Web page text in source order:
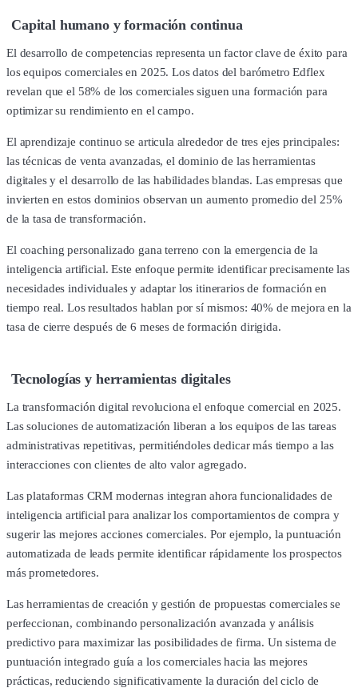
Capital humano y formación continua
El desarrollo de competencias representa un factor clave de éxito para
los equipos comerciales en 2025. Los datos del barómetro Edflex
revelan que el 58% de los comerciales siguen una formación para
optimizar su rendimiento en el campo.
El aprendizaje continuo se articula alrededor de tres ejes principales:
las técnicas de venta avanzadas, el dominio de las herramientas
digitales y el desarrollo de las habilidades blandas. Las empresas que
invierten en estos dominios observan un aumento promedio del 25%
de la tasa de transformación.
El coaching personalizado gana terreno con la emergencia de la
inteligencia artificial. Este enfoque permite identificar precisamente las
necesidades individuales y adaptar los itinerarios de formación en
tiempo real. Los resultados hablan por sí mismos: 40% de mejora en la
tasa de cierre después de 6 meses de formación dirigida.
Tecnologías y herramientas digitales
La transformación digital revoluciona el enfoque comercial en 2025.
Las soluciones de automatización liberan a los equipos de las tareas
administrativas repetitivas, permitiéndoles dedicar más tiempo a las
interacciones con clientes de alto valor agregado.
Las plataformas CRM modernas integran ahora funcionalidades de
inteligencia artificial para analizar los comportamientos de compra y
sugerir las mejores acciones comerciales. Por ejemplo, la puntuación
automatizada de leads permite identificar rápidamente los prospectos
más prometedores.
Las herramientas de creación y gestión de propuestas comerciales se
perfeccionan, combinando personalización avanzada y análisis
predictivo para maximizar las posibilidades de firma. Un sistema de
puntuación integrado guía a los comerciales hacia las mejores
prácticas, reduciendo significativamente la duración del ciclo de